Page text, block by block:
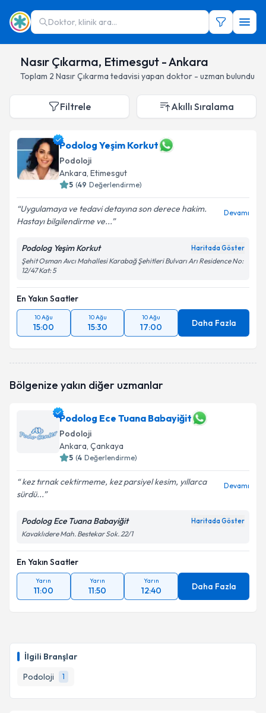
Doktor, klinik ara...
Nasır Çıkarma, Etimesgut - Ankara
Toplam 2 Nasır Çıkarma tedavisi yapan doktor - uzman bulundu
İlgili Branşlar
Podoloji
1
Filtrele Akıllı Sıralama
Podolog Yeşim Korkut
Podoloji
Ankara, Etimesgut
5 (49 Değerlendirme)
Uygulamaya ve tedavi detayına son derece hakim.
Hastayı bilgilendirme ve...
Devamı
Podolog Yeşim Korkut Haritada Göster
Şehit Osman Avcı Mahallesi Karabağ Şehitleri Bulvarı Arı Residence No:
12/47 Kat: 5
En Yakın Saatler
10 Ağu
15:00
10 Ağu
15:30
10 Ağu
17:00 Daha Fazla
Bölgenize yakın diğer uzmanlar
Podolog Ece Tuana Babayiğit
Podoloji
Ankara, Çankaya
5 (4 Değerlendirme)
kez tırnak cektirmeme, kez parsiyel kesim, yıllarca
sürdü...
Devamı
Podolog Ece Tuana Babayiğit Haritada Göster
Kavaklıdere Mah. Bestekar Sok. 22/1
En Yakın Saatler
Yarın
11:00
Yarın
11:50
Yarın
12:40 Daha Fazla